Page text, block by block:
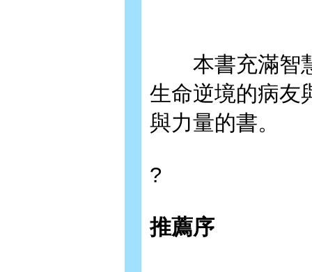
本書充滿智慧
生命逆境的病友
與力量的書。
?
推薦序